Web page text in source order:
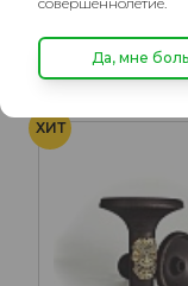
1850₽
Подробнее
ХИТ
Да, мне